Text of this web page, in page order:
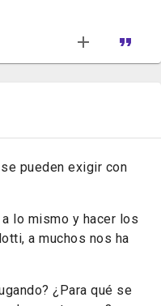
pueden exigir con
lo mismo y hacer los
a muchos nos ha
¿Para qué se